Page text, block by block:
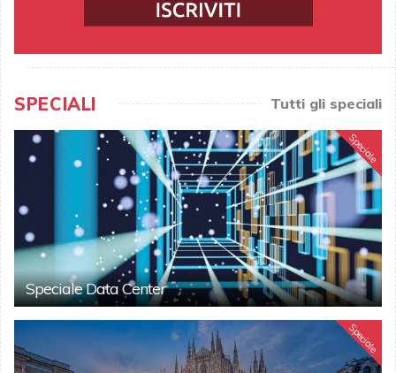
SPECIALI Tutti gli speciali
Speciale
Speciale Data Center
Speciale